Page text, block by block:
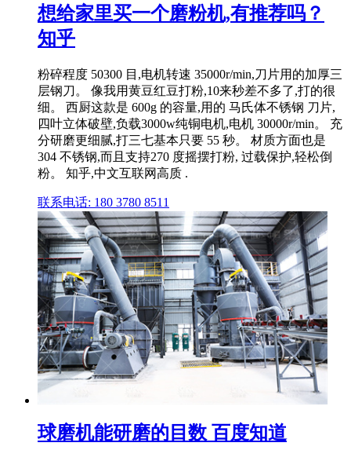
想给家里买一个磨粉机,有推荐吗？
知乎
粉碎程度 50300 目,电机转速 35000r/min,刀片用的加厚三
层钢刀。 像我用黄豆红豆打粉,10来秒差不多了,打的很
细。 西厨这款是 600g 的容量,用的 马氏体不锈钢 刀片,
四叶立体破壁,负载3000w纯铜电机,电机 30000r/min。 充
分研磨更细腻,打三七基本只要 55 秒。 材质方面也是
304 不锈钢,而且支持270 度摇摆打粉, 过载保护,轻松倒
粉。 知乎,中文互联网高质 .
联系电话: 180 3780 8511
球磨机能研磨的目数 百度知道